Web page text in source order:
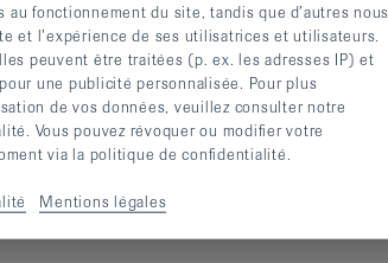
à la pérennisation de nos
de la population fribourgeoise.
fonctionnement du site, tandis que d’autres nous
et l’expérience de ses utilisatrices et utilisateurs.
peuvent être traitées (p. ex. les adresses IP) et
une publicité personnalisée. Pour plus
de vos données, veuillez consulter notre
Vous pouvez révoquer ou modifier votre
via la politique de confidentialité.
Mentions légales